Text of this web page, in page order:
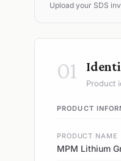
Upload your SDS
01 Product
PRODUCT
PRODUCT NAME
MPM Lithium